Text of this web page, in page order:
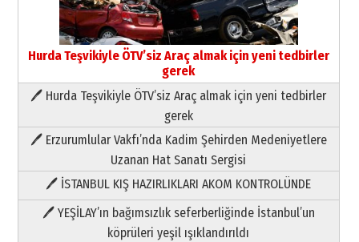
Hurda Teşvikiyle ÖTV’siz Araç almak için yeni tedbirler
gerek
🖊 Hurda Teşvikiyle ÖTV’siz Araç almak için yeni tedbirler
gerek
🖊 Erzurumlular Vakfı’nda Kadim Şehirden Medeniyetlere
Uzanan Hat Sanatı Sergisi
🖊 İSTANBUL KIŞ HAZIRLIKLARI AKOM KONTROLÜNDE
🖊 YEŞİLAY’ın bağımsızlık seferberliğinde İstanbul’un
köprüleri yeşil ışıklandırıldı
Paranın Aile Kültüründeki Yeri
03 Ağustos 2026 Pazartesi
Yıldırım Gündoğdu
HAVVA’NIN ÜÇ KIZI
09 Temmuz 2026 Perşembe